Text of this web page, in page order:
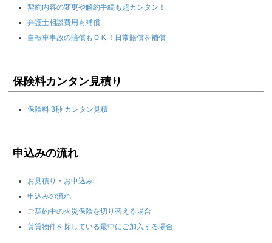
契約内容の変更や解約手続も超カンタン！
弁護士相談費用も補償
自転車事故の賠償もＯＫ！日常賠償を補償
保険料カンタン見積り
保険料 3秒 カンタン見積
申込みの流れ
お見積り・お申込み
申込みの流れ
ご契約中の火災保険を切り替える場合
賃貸物件を探している最中にご加入する場合